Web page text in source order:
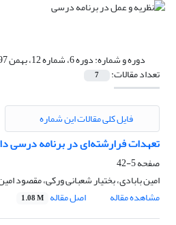
دوره و شماره:دوره 6، شماره 12، بهمن 1397، صفحه 1-271
تعداد مقالات: 7
فایل کلی مقالات این شماره
تعهدات فرارشته‌ای در برنامه درسی
صفحه5-42
امین بابادی، بختیار شعبانی ورکی، مقصود
مشاهده مقاله
اصل مقاله 1.08 M